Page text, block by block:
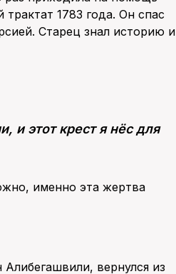
1783 года. Он спас
Старец знал историю и
и этот крест я нёс для
именно эта жертва
вернулся из